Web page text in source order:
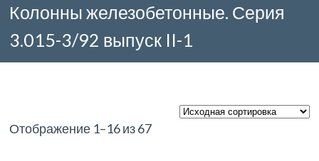
Колонны железобетонные. Серия
3.015-3/92 выпуск II-1
Отображение 1–16 из 67